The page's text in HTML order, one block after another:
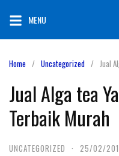
content
MENU
Home Uncategorized Jual
Jual Alga tea
Terbaik Murah
UNCATEGORIZED · 25/02/